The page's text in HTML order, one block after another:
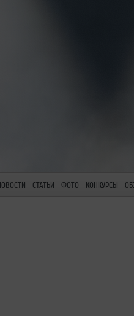
СТАТЬИ ФОТО КОНКУРСЫ